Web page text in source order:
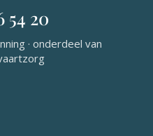
54 20
· onderdeel van